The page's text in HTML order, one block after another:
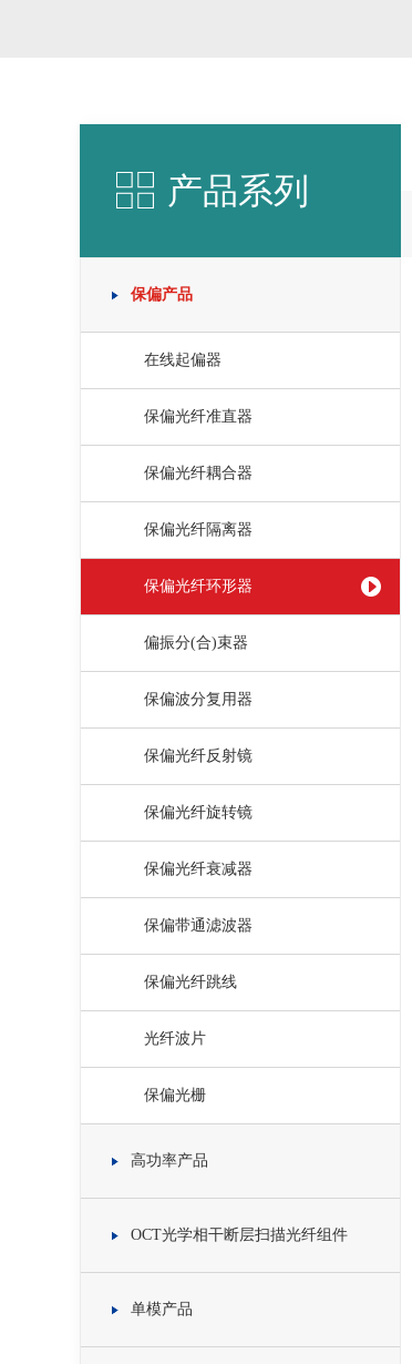
产品系列
保偏产品
在线起偏器
保偏光纤准直器
保偏光纤耦合器
保偏光纤隔离器
保偏光纤环形器
偏振分(合)束器
保偏波分复用器
保偏光纤反射镜
保偏光纤旋转镜
保偏光纤衰减器
保偏带通滤波器
保偏光纤跳线
光纤波片
保偏光栅
高功率产品
OCT光学相干断层扫描光纤组件
单模产品